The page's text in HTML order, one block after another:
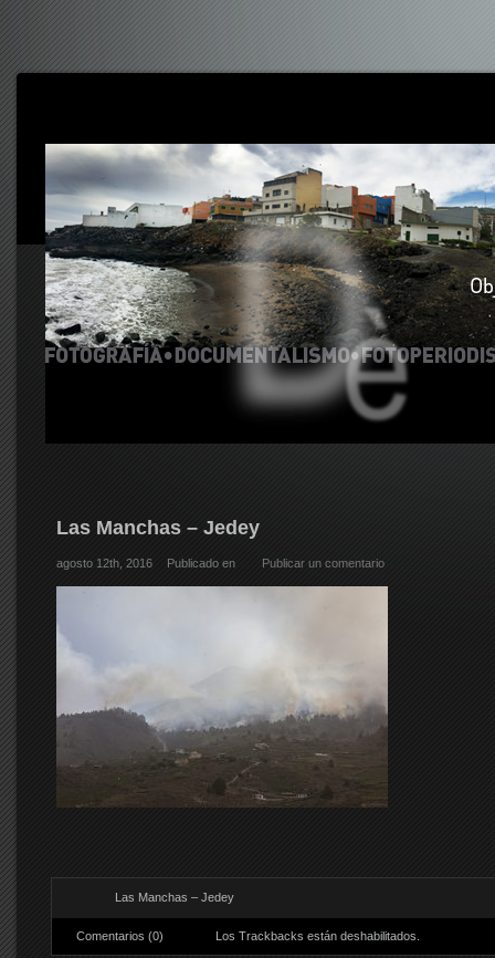
Las Manchas – Jedey
agosto 12th, 2016 Publicado en Publicar un comentario
Las Manchas – Jedey
Comentarios (0) Los Trackbacks están deshabilitados.